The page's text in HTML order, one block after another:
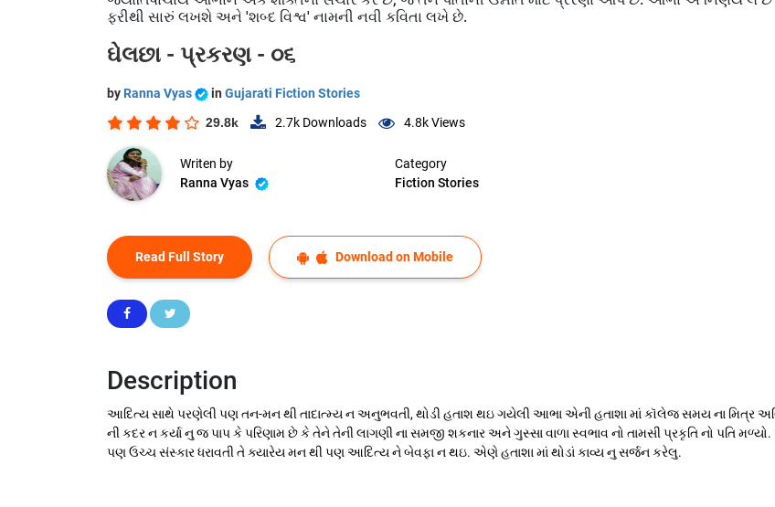
ફરીથી સારું લખશે અને 'શબ્દ વિશ્વ' નામની નવી કવિતા લખે છે.
ઘેલછા - પ્રકરણ - ૦૬
by Ranna Vyas in Gujarati Fiction Stories
29.8k 2.7k Downloads 4.8kViews
Writen by
Ranna Vyas
Category
Fiction Stories
Read Full Story Download on Mobile
Description
આદિત્ય સાથે પરણેલી પણ તન-મન થી તાદાત્મ્ય ન અનુભવતી, થોડી હતાશ થઇ ગયેલી આભા એની હતાશા માં કૉલેજ સમય ના મિત્ર
ની કદર ન કર્યા નુ જ પાપ કે પરિણામ છે કે તેને તેની લાગણી ના સમજી શકનાર અને ગુસ્સા વાળા સ્વભાવ નો તામસી પ્રકૃતિ નો પતિ
પણ ઉચ્ચ સંસ્કાર ધરાવતી તે ક્યારેય મન થી પણ આદિત્ય ને બેવફા ન થઇ. એણે હતાશા માં થોડાં કાવ્ય નુ સર્જન કરેલુ.